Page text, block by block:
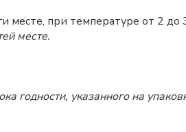
месте, при температуре от 2 до
месте.
годности, указанного на